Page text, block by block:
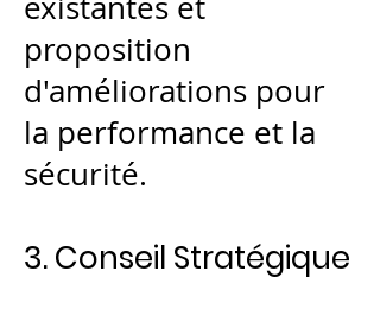
proposition
d'améliorations pour
la performance et la
sécurité.
3. Conseil Stratégique